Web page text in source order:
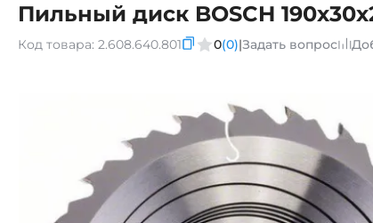
Пильный диск BOSCH
Код товара: 2.608.640.801 0(0)|Задать вопрос